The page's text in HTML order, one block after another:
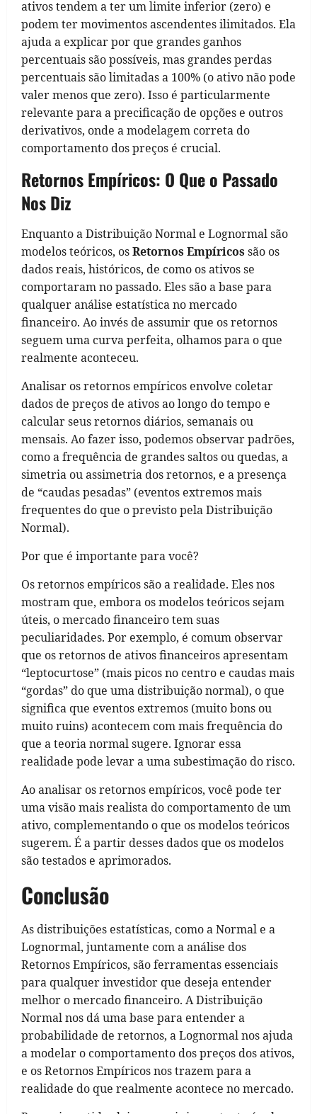
ativos tendem a ter um limite inferior (zero) e
podem ter movimentos ascendentes ilimitados. Ela
ajuda a explicar por que grandes ganhos
percentuais são possíveis, mas grandes perdas
percentuais são limitadas a 100% (o ativo não pode
valer menos que zero). Isso é particularmente
relevante para a precificação de opções e outros
derivativos, onde a modelagem correta do
comportamento dos preços é crucial.
Retornos Empíricos: O Que o Passado
Nos Diz
Enquanto a Distribuição Normal e Lognormal são
modelos teóricos, osRetornos Empíricos são os
dados reais, históricos, de como os ativos se
comportaram no passado. Eles são a base para
qualquer análise estatística no mercado
financeiro. Ao invés de assumir que os retornos
seguem uma curva perfeita, olhamos para o que
realmente aconteceu.
Analisar os retornos empíricos envolve coletar
dados de preços de ativos ao longo do tempo e
calcular seus retornos diários, semanais ou
mensais. Ao fazer isso, podemos observar padrões,
como a frequência de grandes saltos ou quedas, a
simetria ou assimetria dos retornos, e a presença
de “caudas pesadas” (eventos extremos mais
frequentes do que o previsto pela Distribuição
Normal).
Por que é importante para você?
Os retornos empíricos são a realidade. Eles nos
mostram que, embora os modelos teóricos sejam
úteis, o mercado financeiro tem suas
peculiaridades. Por exemplo, é comum observar
que os retornos de ativos financeiros apresentam
“leptocurtose” (mais picos no centro e caudas mais
“gordas” do que uma distribuição normal), o que
significa que eventos extremos (muito bons ou
muito ruins) acontecem com mais frequência do
que a teoria normal sugere. Ignorar essa
realidade pode levar a uma subestimação do risco.
Ao analisar os retornos empíricos, você pode ter
uma visão mais realista do comportamento de um
ativo, complementando o que os modelos teóricos
sugerem. É a partir desses dados que os modelos
são testados e aprimorados.
Conclusão
As distribuições estatísticas, como a Normal e a
Lognormal, juntamente com a análise dos
Retornos Empíricos, são ferramentas essenciais
para qualquer investidor que deseja entender
melhor o mercado financeiro. A Distribuição
Normal nos dá uma base para entender a
probabilidade de retornos, a Lognormal nos ajuda
a modelar o comportamento dos preços dos ativos,
e os Retornos Empíricos nos trazem para a
realidade do que realmente acontece no mercado.